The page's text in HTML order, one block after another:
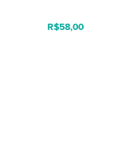
R$58,00